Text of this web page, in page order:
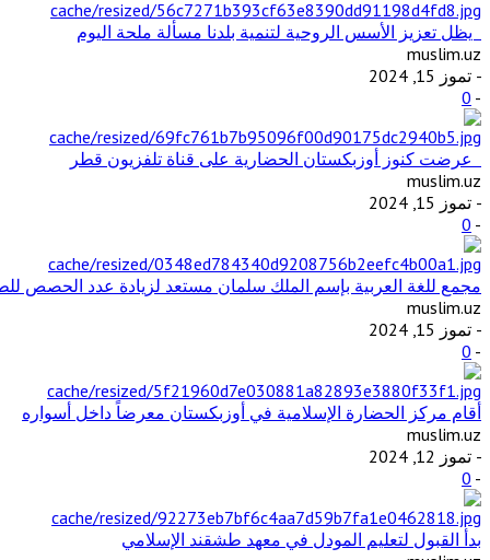
يظل تعزيز الأسس الروحية لتنمية بلدنا مسألة ملحة اليوم
muslim.uz
- تموز 15, 2024
-
0
عرضت كنوز أوزبكستان الحضارية على قناة تلفزيون قطر
muslim.uz
- تموز 15, 2024
-
0
مجمع للغة العربية بإسم الملك سلمان مستعد لزيادة عدد الحصص
muslim.uz
- تموز 15, 2024
-
0
أقام مركز الحضارة الإسلامية في أوزبكستان معرضاً داخل أسواره
muslim.uz
- تموز 12, 2024
-
0
بدأ القبول لتعليم المودل في معهد طشقند الإسلامي